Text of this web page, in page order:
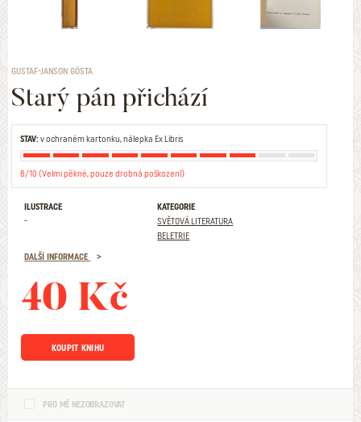
GUSTAF-JANSON GÖSTA
Starý pán přichází
STAV:v ochraném kartonku, nálepka Ex Libris
8/10 (Velmi pěkné, pouze drobná poškození)
ILUSTRACE
-
KATEGORIE
SVĚTOVÁ LITERATURA
BELETRIE
DALŠÍ INFORMACE
40 Kč
KOUPIT KNIHU
PRO MĚ NEZOBRAZOVAT